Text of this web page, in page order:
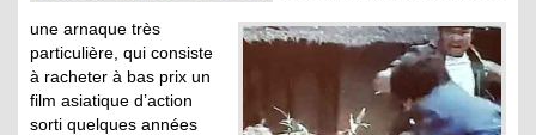
une arnaque très
particulière, qui consiste
à racheter à bas prix un
film asiatique d’action
sorti quelques années